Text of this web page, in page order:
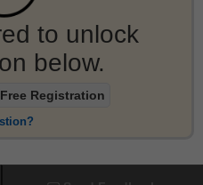
to unlock
below.
Free Registration